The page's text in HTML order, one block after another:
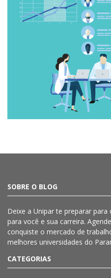
SOBRE O BLOG
Deixe a Uniparte preparar para
para você e sua carreira.
conquiste o mercado de
melhores universidades do
CATEGORIAS